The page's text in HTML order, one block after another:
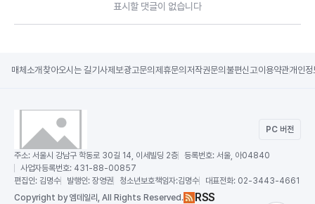
표시할 댓글이 없습니다
매체소개 찾아오시는 길기사제보광고문의 제휴문의 저작권문의 불편신고이용약관개인정
PC 버전
주소: 서울시 강남구 학동로 30길 14, 이세빌딩 2층 등록번호: 서울, 아04840
사업자등록번호: 431-88-00857
편집인: 김명수 발행인: 장영권 청소년보호책임자:김명수 대표전화: 02-3443-4661
Copyright by 엠데일리, All Rights Reserved. RSS